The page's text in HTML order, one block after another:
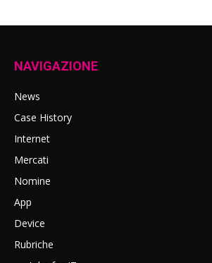
NAVIGAZIONE
News
Case History
Internet
Mercati
Nomine
App
Device
Rubriche